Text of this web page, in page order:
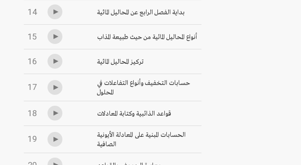
14 بداية الفصل الرابع عن المحاليل المائية
15 أنواع المحاليل المائية من حيث طبيعة المذاب
16 تركيز المحاليل المائية
17
حسابات التخفيف وأنواع التفاعلات في
المحلول
18 قواعد الذائبية وكتابة المعادلات
19
الحسابات المبنية على المعادلة الأيونية
الصافية